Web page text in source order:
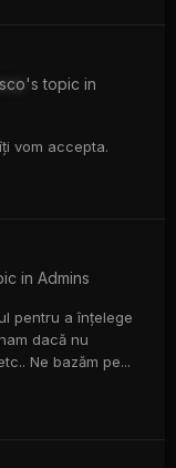
's topic in
vom accepta.
in Admins
pentru a înțelege
dacă nu
Ne bazăm pe...